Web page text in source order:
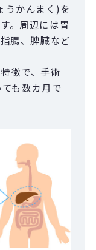
うかんまく)を
。周辺には胃
腸、脾臓など
徴で、手術
も数カ月で